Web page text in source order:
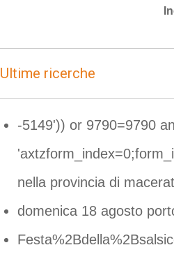
Ultime ricerche
-5149')) or 9790=9790
nella provincia di
domenica 18 agosto